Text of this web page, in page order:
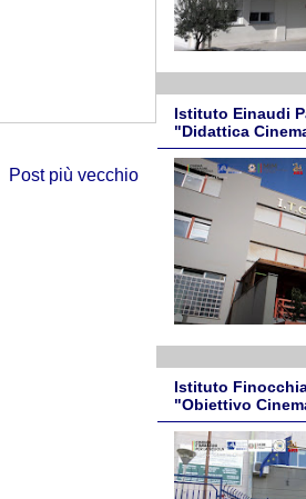
Post più vecchio
Istituto Einaudi
"Didattica
Istituto
"Obiettivo